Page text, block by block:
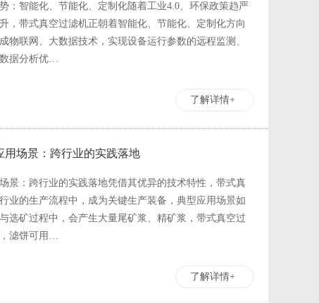
：智能化、节能化、定制化随着工业4.0、环保政策趋严
，带式真空过滤机正朝着智能化、节能化、定制化方向
物联网、大数据技术，实现设备运行参数的远程监测、
据分析优…
了解详情+
用场景：跨行业的实践落地
景：跨行业的实践落地凭借其优异的技术特性，带式真
业的生产流程中，成为关键生产装备，典型应用场景如
选矿过程中，会产生大量尾矿浆、精矿浆，带式真空过
滤饼可用…
了解详情+